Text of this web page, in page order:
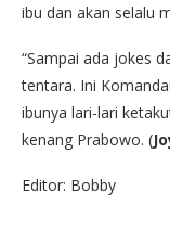
ibu dan akan selalu
“Sampai ada jokes
tentara. Ini
ibunya lari-lari
kenang Prabowo. (
Editor: Bobby